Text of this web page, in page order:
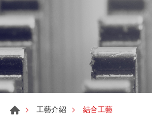
工藝介紹 結合工藝